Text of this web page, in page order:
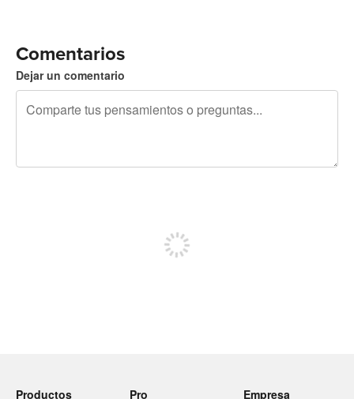
Comentarios
Dejar un comentario
Productos
Pro
Empresa